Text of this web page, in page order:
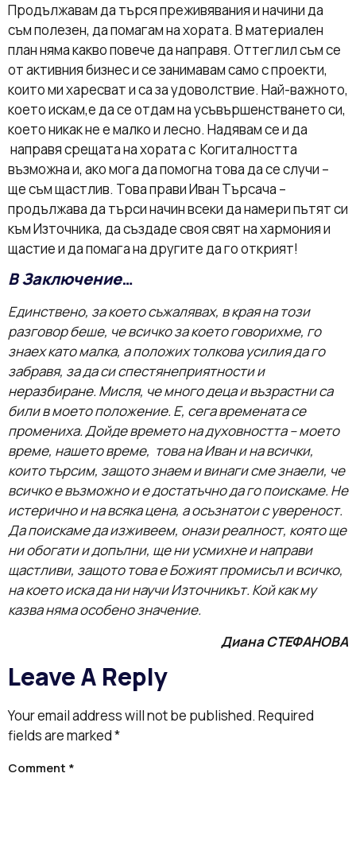
Продължавам да търся преживявания и начини да
съм полезен, да помагам на хората. В материален
план няма какво повече да направя. Оттеглил съм се
от активния бизнес и се занимавам само с проекти,
които ми харесват и са за удоволствие. Най-важното,
което искам,е да се отдам на усъвършенстването си,
което никак не е малко и лесно. Надявам се и да
направя срещата на хората с Когиталността
възможна и, ако мога да помогна това да се случи –
ще съм щастлив. Това прави Иван Търсача –
продължава да търси начин всеки да намери пътят си
към Източника, да създаде своя свят на хармония и
щастие и да помага на другите да го открият!
В Заключение…
Единствено, за което съжалявах, в края на този
разговор беше, че всичко за което говорихме, го
знаех като малка, а положих толкова усилия да го
забравя, за да си спестянеприятности и
неразбиране. Мисля, че много деца и възрастни са
били в моето положение. Е, сега времената се
промениха. Дойде времето на духовността – моето
време, нашето време, това на Иван и на всички,
които търсим, защото знаем и винаги сме знаели, че
всичко е възможно и е достатъчно да го поискаме. Не
истерично и на всяка цена, а осъзнатои с увереност.
Да поискаме да изживеем, онази реалност, която ще
ни обогати и допълни, ще ни усмихне и направи
щастливи, защото това е Божият промисъл и всичко,
на което иска да ни научи Източникът. Кой как му
казва няма особено значение.
Диана СТЕФАНОВА
Leave A Reply
Your email address will not be published. Required
fields are marked*
Comment *